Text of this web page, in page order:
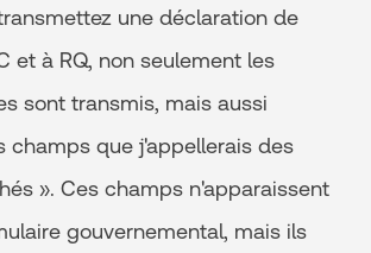
une déclaration de
et à RQ, non seulement les
sont transmis, mais aussi
champs que j'appellerais des
». Ces champs n'apparaissent
gouvernemental, mais ils